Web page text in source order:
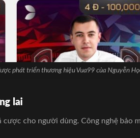
phát triển thương hiệu Vua99 của Nguyễn
lai
cho người dùng. Công nghệ bảo